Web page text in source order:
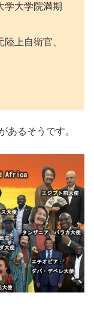
学大学院満期
上自衛官、
あるそうです。